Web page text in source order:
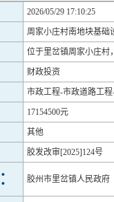
2026/05/29 17:10:25
周家小庄村南地块基础
位于里岔镇周家小庄村
财政投资
市政工程-市政道路工
17154500元
其他
胶发改审[2025]124号
胶州市里岔镇人民政府